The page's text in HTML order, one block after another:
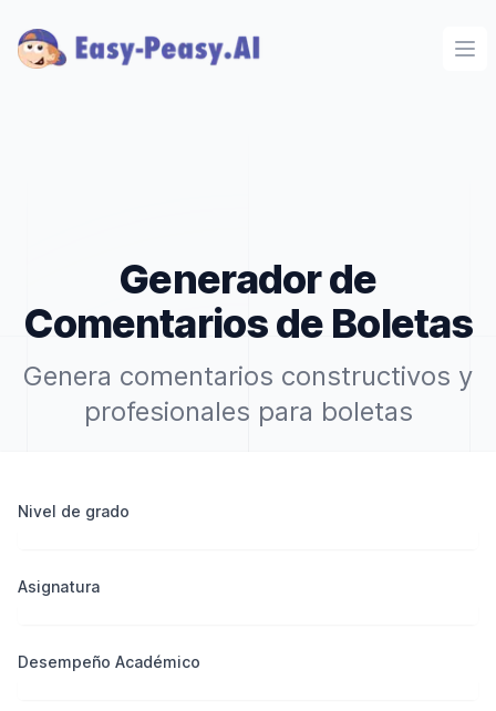
Generador de
Comentarios de Boletas
Genera comentarios constructivos y
profesionales para boletas
Nivel de grado
Asignatura
Desempeño Académico